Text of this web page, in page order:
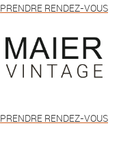
PRENDRE RENDEZ-VOUS
PRENDRE RENDEZ-VOUS